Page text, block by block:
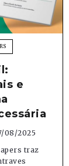
e
08/2025
traz